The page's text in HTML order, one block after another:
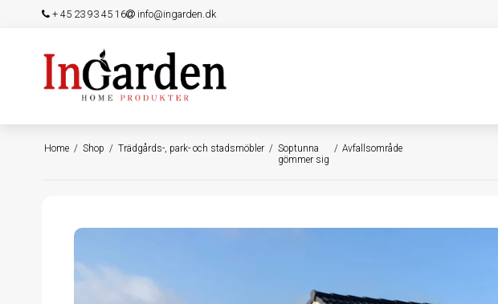
+ 45 23 93 45 16 info@ingarden.dk
Home / Shop / Trädgårds-, park- och stadsmöbler / Soptunna
gömmer sig
/ Avfallsområde